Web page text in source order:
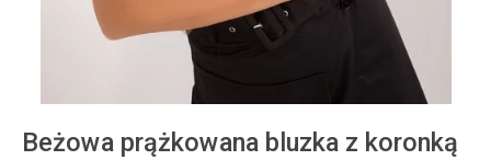
Beżowa prążkowana bluzka z koronką